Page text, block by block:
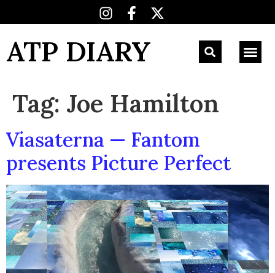
ATP DIARY
Tag: Joe Hamilton
Viasaterna — Fantom
presents Picture Perfect